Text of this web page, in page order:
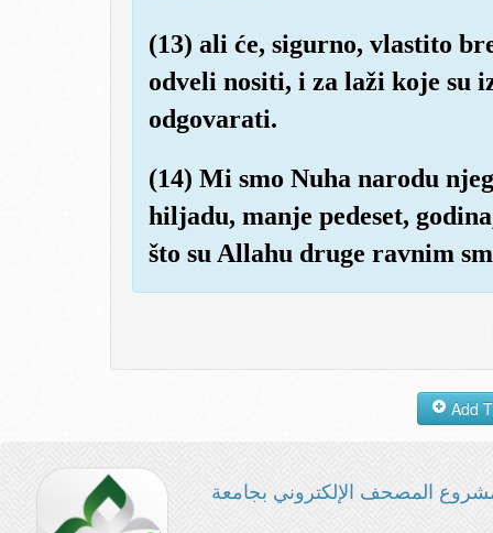
(13) ali će, sigurno, vlastito
odveli nositi, i za laži koje su
odgovarati.
(14) Mi smo Nuha narodu
hiljadu, manje pedeset,
što su Allahu druge ravnim
المصحف الإلكتروني بجامعة